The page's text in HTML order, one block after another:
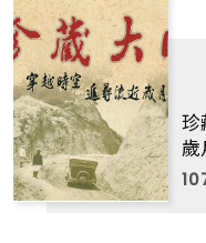
珍
歲